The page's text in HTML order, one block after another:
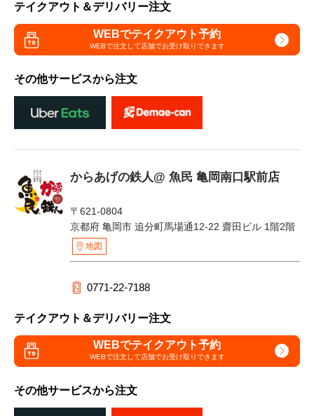
テイクアウト＆デリバリー注文
WEBでテイクアウト予約
WEBで注文して店舗でお受け取りできます
その他サービスから注文
からあげの鉄人@ 魚民 亀岡南口駅前店
〒621-0804
京都府 亀岡市 追分町馬場通12-22 齋田ビル 1階2階
地図
0771-22-7188
テイクアウト＆デリバリー注文
WEBでテイクアウト予約
WEBで注文して店舗でお受け取りできます
その他サービスから注文